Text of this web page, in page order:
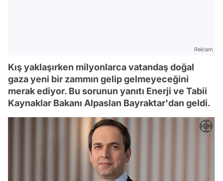
Reklam
Kış yaklaşırken milyonlarca vatandaş doğal
gaza yeni bir zammın gelip gelmeyeceğini
merak ediyor. Bu sorunun yanıtı Enerji ve Tabii
Kaynaklar Bakanı Alpaslan Bayraktar'dan geldi.